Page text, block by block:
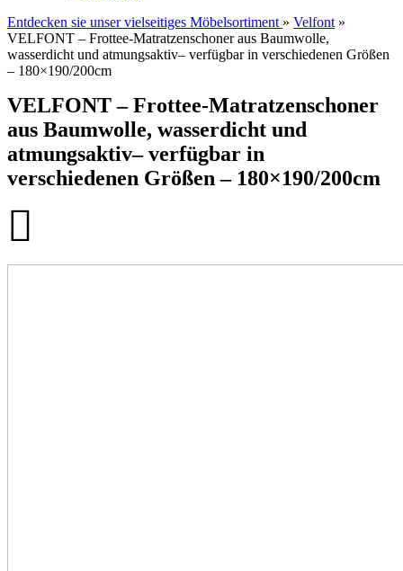
Entdecken sie unser vielseitiges Möbelsortiment » Velfont »
VELFONT – Frottee-Matratzenschoner aus Baumwolle,
wasserdicht und atmungsaktiv– verfügbar in verschiedenen Größen
– 180×190/200cm
VELFONT – Frottee-Matratzenschoner
aus Baumwolle, wasserdicht und
atmungsaktiv– verfügbar in
verschiedenen Größen – 180×190/200cm